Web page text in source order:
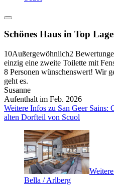
Schönes Haus in Top Lage
10Außergewöhnlich2
einzig eine zweite Toilette mit
8 Personen wünschenswert! Wir
geht es.
Susanne
Aufenthalt im Feb. 2026
Weitere Infos zu San Geer Sains:
alten Dorfteil von Scuol
Bella / Arlberg